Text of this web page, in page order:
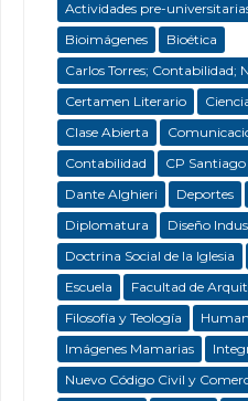
Actividades pre-
Bioimágenes
Bioética
Carlos Torres; Contabilidad;
Certamen Literario
Clase Abierta
Contabilidad
CP
Dante Alghieri
Deportes
Diplomatura
Diseño
Doctrina Social de la Iglesia
Escuela
Facultad de
Filosofía y Teología
Imágenes Mamarias
Nuevo Código Civil y